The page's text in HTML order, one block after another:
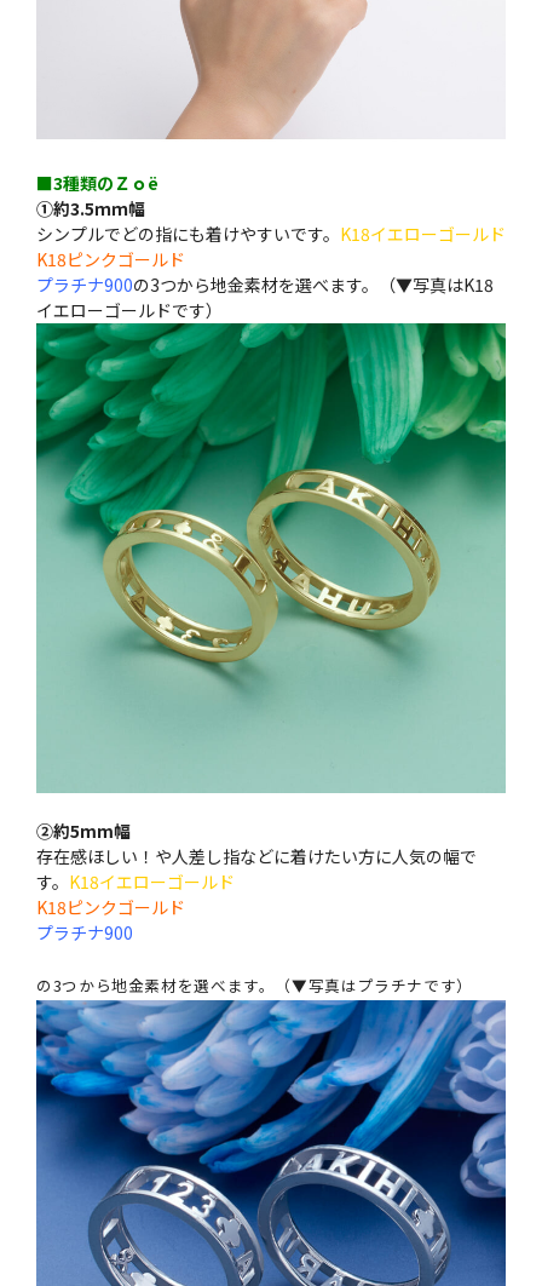
■3種類のＺｏë
①約3.5ｍｍ幅
シンプルでどの指にも着けやすいです。 K18イエローゴールド
K18ピンクゴールド
プラチナ900の3つから地金素材を選べます。（▼写真はK18
イエローゴールドです）
②約5mm幅
存在感ほしい！や人差し指などに着けたい方に人気の幅で
す。 K18イエローゴールド
K18ピンクゴールド
プラチナ900
の3つから地金素材を選べます。（▼写真はプラチナです）